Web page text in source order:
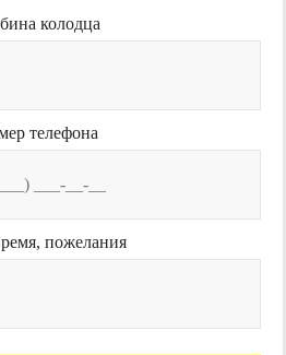
колодца
телефона
пожелания